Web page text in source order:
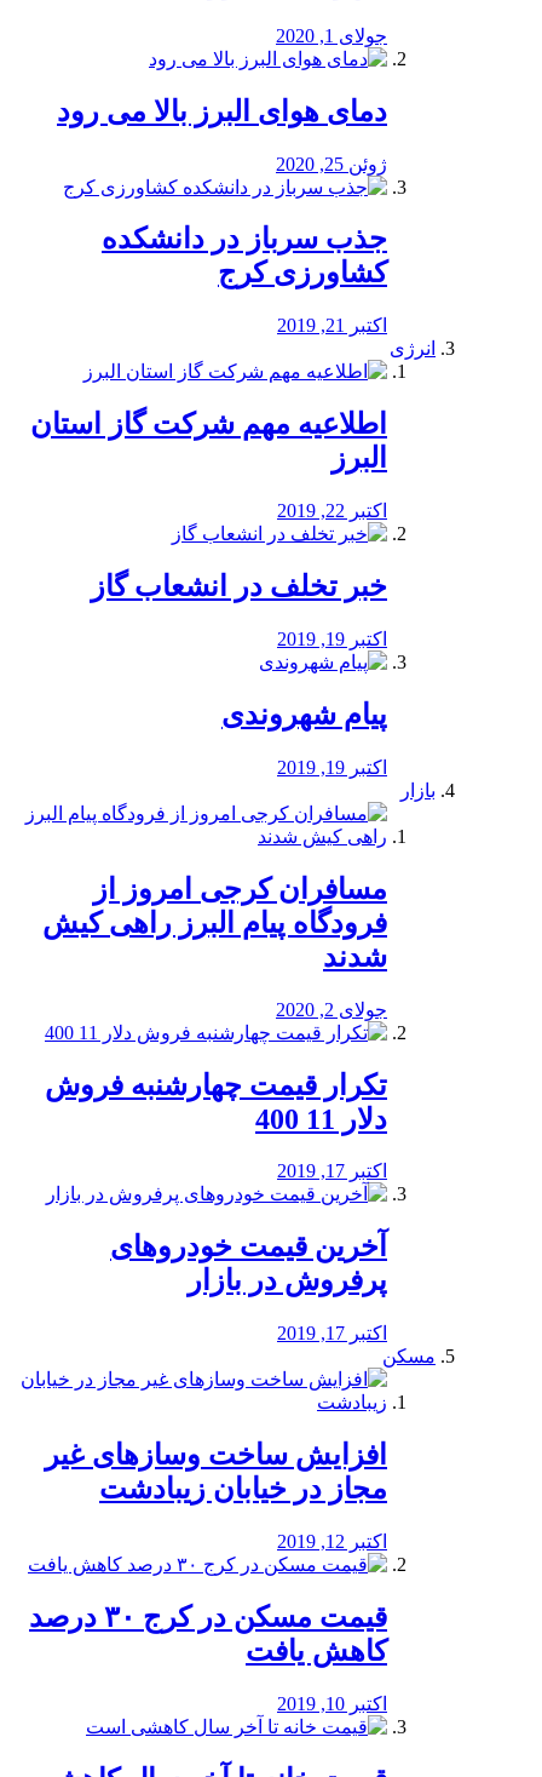
جولای 1, 2020
دمای هوای البرز بالا می رود
ژوئن 25, 2020
جذب سرباز در دانشکده
کشاورزی کرج
اکتبر 21, 2019
انرژی
️اطلاعیه مهم شرکت گاز استان
البرز
اکتبر 22, 2019
خبر تخلف در انشعاب گاز
اکتبر 19, 2019
پیام شهروندی
اکتبر 19, 2019
بازار
مسافران کرجی امروز از
فرودگاه پیام البرز راهی کیش
شدند
جولای 2, 2020
تکرار قیمت چهارشنبه فروش
دلار 11 400
اکتبر 17, 2019
آخرین قیمت خودرو‌های
پرفروش در بازار
اکتبر 17, 2019
مسکن
افزایش ساخت وسازهای غیر
مجاز در خیابان زیبادشت
اکتبر 12, 2019
️قیمت مسکن در کرج ۳۰ درصد
کاهش یافت
اکتبر 10, 2019